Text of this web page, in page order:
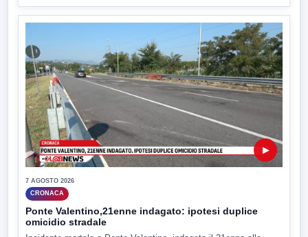
▶
7 AGOSTO 2026
CRONACA
Ponte Valentino,21enne indagato: ipotesi duplice
omicidio stradale